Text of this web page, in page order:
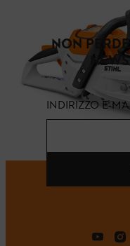
NON
INDIRIZZO E-